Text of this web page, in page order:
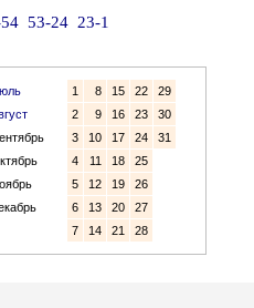
53-24 23-1
1 8 15 22
29
2
9 16 23
30
3
10 17 24
31
4
11 18
25
5
12 19
26
6
13 20
27
7
14 21 28